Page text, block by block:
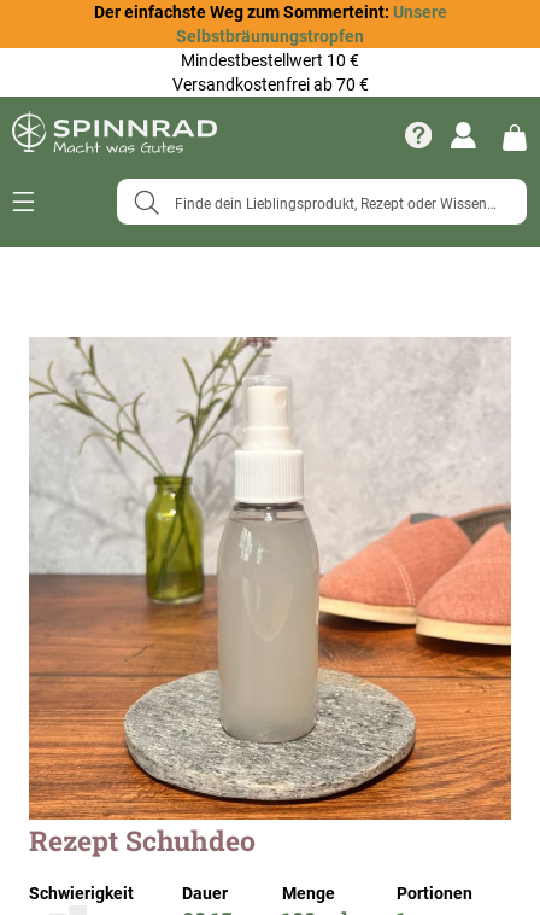
Der einfachste Weg zum Sommerteint: Unsere
Selbstbräunungstropfen
Mindestbestellwert 10 €
Versandkostenfrei ab 70 €
Navigation
Ende
der
Bildergalerie
springen
Zum
Anfang
Bildergalerie
Rezept Schuhdeo
Schwierigkeit Dauer Menge Portionen